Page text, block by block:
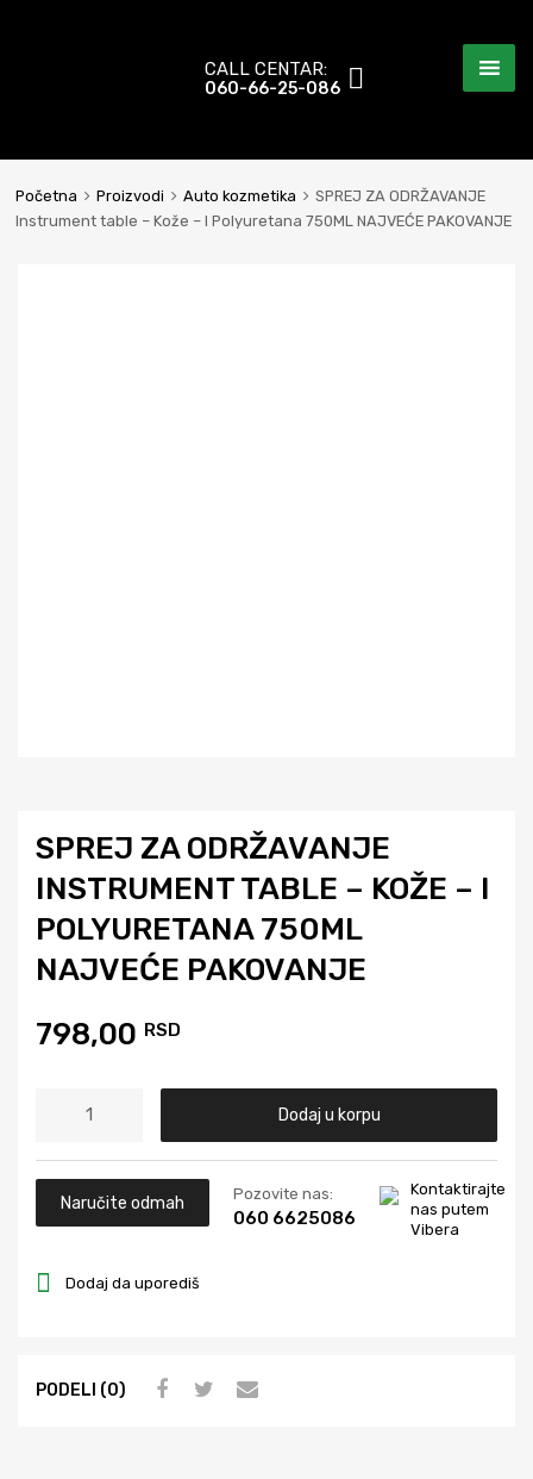
CALL CENTAR:
060-66-25-086
Početna Proizvodi Auto kozmetika
SPREJ ZA ODRŽAVANJE
Instrument table – Kože – I Polyuretana 750ML NAJVEĆE PAKOVANJE
SPREJ ZA ODRŽAVANJE
INSTRUMENT TABLE – KOŽE – I
POLYURETANA 750ML
NAJVEĆE PAKOVANJE
798,00 RSD
Dodaj u korpu
Naručite odmah Pozovite nas:
060 6625086
Kontaktirajte
nas putem
Vibera
Dodaj da uporediš
PODELI (0)